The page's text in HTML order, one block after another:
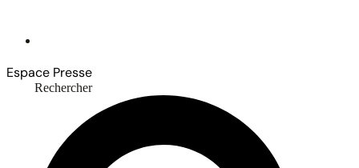
Espace Presse
Rechercher